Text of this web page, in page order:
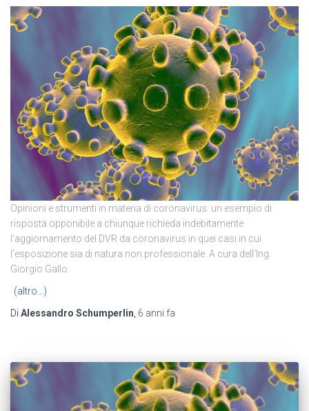
Opinioni e strumenti in materia di coronavirus: un esempio di
risposta opponibile a chiunque richieda indebitamente
l’aggiornamento del DVR da coronavirus in quei casi in cui
l’esposizione sia di natura non professionale. A cura dell’Ing.
Giorgio Gallo.
(altro…)
Di Alessandro Schumperlin 6 anni fa